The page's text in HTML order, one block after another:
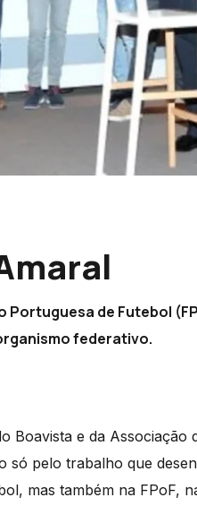
de Futebol
federativo.
Boavista e da
pelo trabalho que
mas também na FPoF,